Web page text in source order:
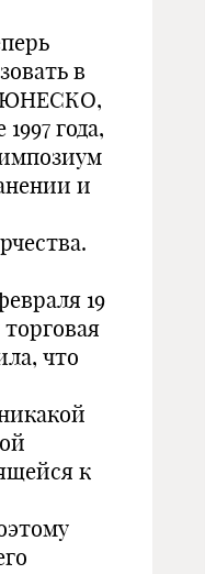
в
ЮНЕСКО,
года,
и
19
что
к